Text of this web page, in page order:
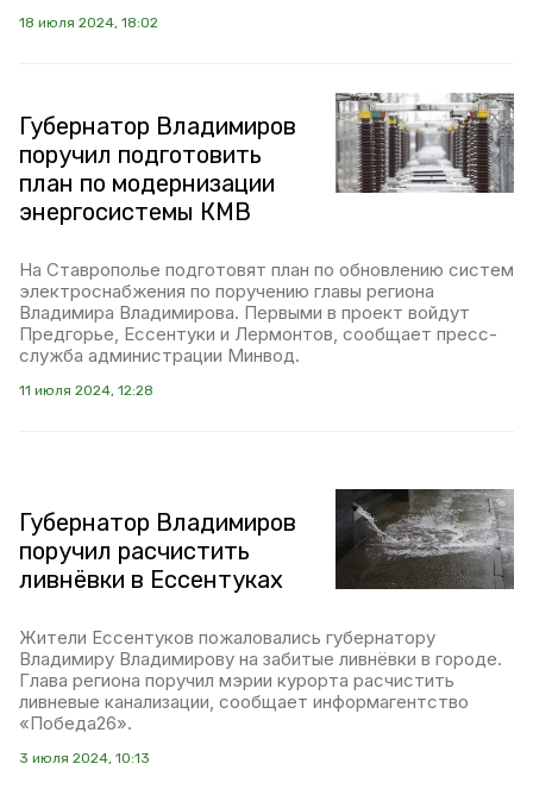
18 июля 2024, 18:02
Губернатор Владимиров
поручил подготовить
план по модернизации
энергосистемы КМВ
На Ставрополье подготовят план по обновлению систем
электроснабжения по поручению главы региона
Владимира Владимирова. Первыми в проект войдут
Предгорье, Ессентуки и Лермонтов, сообщает пресс-
служба администрации Минвод.
11 июля 2024, 12:28
Губернатор Владимиров
поручил расчистить
ливнёвки в Ессентуках
Жители Ессентуков пожаловались губернатору
Владимиру Владимирову на забитые ливнёвки в городе.
Глава региона поручил мэрии курорта расчистить
ливневые канализации, сообщает информагентство
«Победа26».
3 июля 2024, 10:13